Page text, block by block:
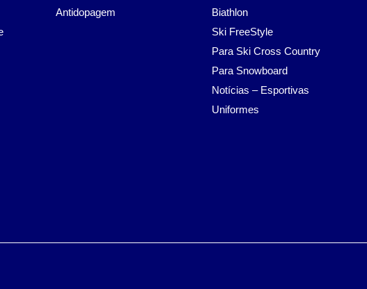
Antidopagem
Biathlon
Ski FreeStyle
Para Ski Cross Country
Para Snowboard
Notícias – Esportivas
Uniformes